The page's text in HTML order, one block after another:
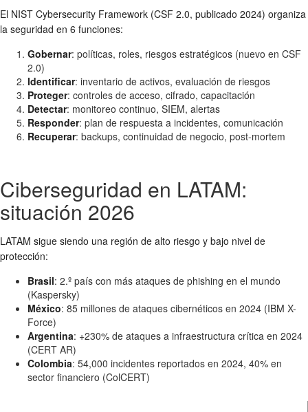
El NIST Cybersecurity Framework (CSF 2.0, publicado 2024) organiza
la seguridad en 6 funciones:
Gobernar: políticas, roles, riesgos estratégicos (nuevo en CSF
2.0)
Identificar: inventario de activos, evaluación de riesgos
Proteger: controles de acceso, cifrado, capacitación
Detectar: monitoreo continuo, SIEM, alertas
Responder: plan de respuesta a incidentes, comunicación
Recuperar: backups, continuidad de negocio, post-mortem
Ciberseguridad en LATAM:
situación 2026
LATAM sigue siendo una región de alto riesgo y bajo nivel de
protección:
Brasil: 2.º país con más ataques de phishing en el mundo
(Kaspersky)
México: 85 millones de ataques cibernéticos en 2024 (IBM X-
Force)
Argentina: +230% de ataques a infraestructura crítica en 2024
(CERT AR)
Colombia: 54,000 incidentes reportados en 2024, 40% en
sector financiero (ColCERT)